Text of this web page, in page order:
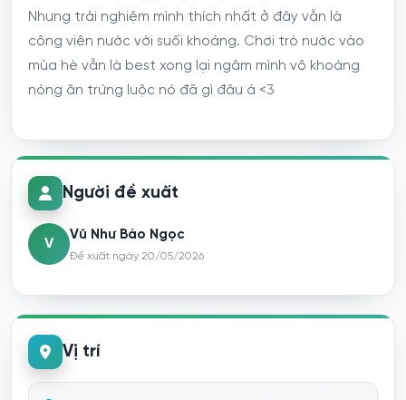
Nhưng trải nghiệm mình thích nhất ở đây vẫn là
công viên nước với suối khoáng. Chơi trò nước vào
mùa hè vẫn là best xong lại ngâm mình vô khoáng
nóng ăn trứng luộc nó đã gì đâu á <3
Người đề xuất
V
Vũ Như Bảo Ngọc
Đề xuất ngày 20/05/2026
Vị trí